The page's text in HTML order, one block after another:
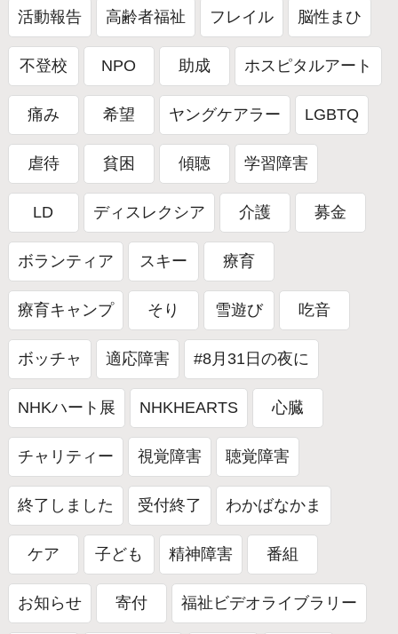
活動報告 高齢者福祉 フレイル 脳性まひ
不登校 NPO 助成 ホスピタルアート
痛み 希望 ヤングケアラー LGBTQ
虐待 貧困 傾聴 学習障害
LD ディスレクシア 介護 募金
ボランティア スキー 療育
療育キャンプ そり 雪遊び 吃音
ボッチャ 適応障害 #8月31日の夜に
NHKハート展 NHKHEARTS 心臓
チャリティー 視覚障害 聴覚障害
終了しました 受付終了 わかばなかま
ケア 子ども 精神障害 番組
お知らせ 寄付 福祉ビデオライブラリー